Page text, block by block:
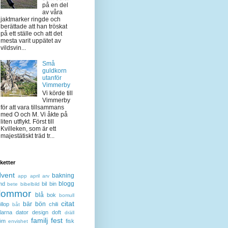
på en del
av våra
jaktmarker ringde och
berättade att han tröskat
på ett ställe och att det
mesta varit uppätet av
vildsvin...
Små
guldkorn
utanför
Vimmerby
Vi körde till
Vimmerby
för att vara tillsammans
med O och M. Vi åkte på
liten utflykt. Först till
Kvilleken, som är ett
majestätiskt träd tr...
app april arv bakning
bete bibelbild bil bin blogg
blå bok bomull
båt bär bön chili citat
dator design doft dräll
envishet familj fest fisk